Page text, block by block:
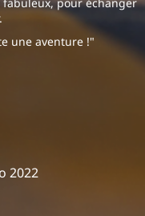
une aventure !"
2022